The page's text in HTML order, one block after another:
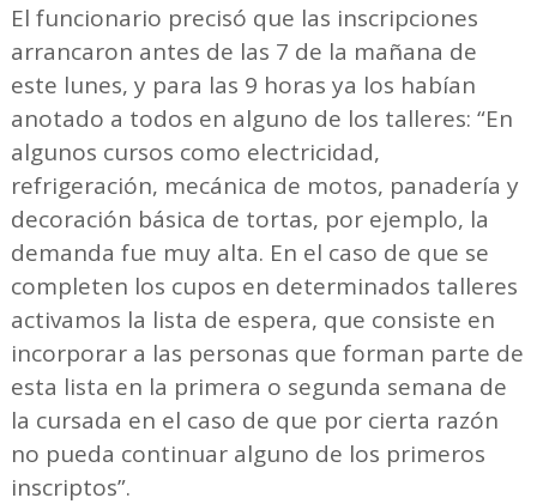
El funcionario precisó que las inscripciones
arrancaron antes de las 7 de la mañana de
este lunes, y para las 9 horas ya los habían
anotado a todos en alguno de los talleres: “En
algunos cursos como electricidad,
refrigeración, mecánica de motos, panadería y
decoración básica de tortas, por ejemplo, la
demanda fue muy alta. En el caso de que se
completen los cupos en determinados talleres
activamos la lista de espera, que consiste en
incorporar a las personas que forman parte de
esta lista en la primera o segunda semana de
la cursada en el caso de que por cierta razón
no pueda continuar alguno de los primeros
inscriptos”.